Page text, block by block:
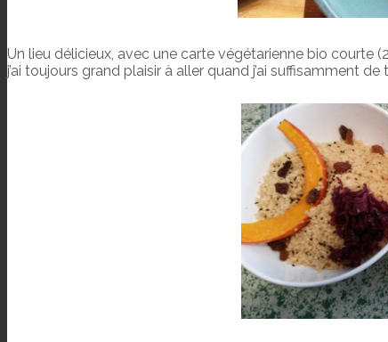
Un lieu délicieux, avec une carte végétarienne bio courte
j’ai toujours grand plaisir à aller quand j’ai suffisamment